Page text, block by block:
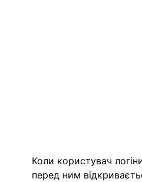
Коли користувач
перед ним